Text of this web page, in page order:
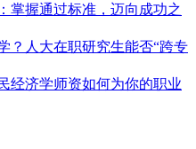
掌握通过标准，迈向成功之
？人大在职研究生能否“跨专
经济学师资如何为你的职业